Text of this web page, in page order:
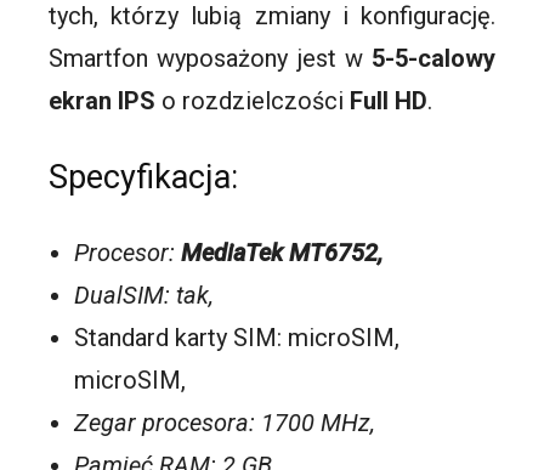
tych, którzy lubią zmiany i konfigurację.
Smartfon wyposażony jest w 5-5-calowy
ekran IPS o rozdzielczości Full HD.
Specyfikacja:
Procesor: MediaTek MT6752,
DualSIM: tak,
Standard karty SIM: microSIM,
microSIM,
Zegar procesora: 1700 MHz,